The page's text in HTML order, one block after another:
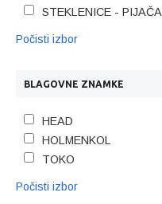
STEKLENICE - PIJAČA
Počisti izbor
BLAGOVNE ZNAMKE
HEAD
HOLMENKOL
TOKO
Počisti izbor